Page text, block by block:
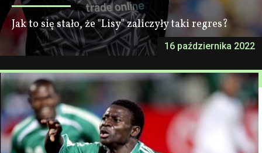
16 października 2022
Jak to się stało, że "Lisy" zaliczyły taki regres?